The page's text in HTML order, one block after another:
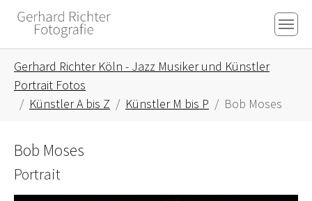
Skip to main content
Skip to page footer
Gerhard Richter Köln - Jazz Musiker und Künstler
Portrait Fotos
Künstler A bis Z
Künstler M bis P Bob Moses
Bob Moses
Portrait